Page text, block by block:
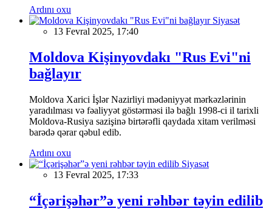
Ardını oxu
Siyasət
13 Fevral 2025, 17:40
Moldova Kişinyovdakı "Rus Evi"ni
bağlayır
Moldova Xarici İşlər Nazirliyi mədəniyyət mərkəzlərinin
yaradılması və fəaliyyət göstərməsi ilə bağlı 1998-ci il tarixli
Moldova-Rusiya sazişinə birtərəfli qaydada xitam verilməsi
barədə qərar qəbul edib.
Ardını oxu
Siyasət
13 Fevral 2025, 17:33
“İçərişəhər”ə yeni rəhbər təyin edilib